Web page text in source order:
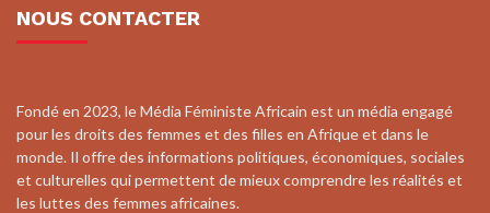
NOUS CONTACTER
Fondé en 2023, le Média Féministe Africain est un média engagé
pour les droits des femmes et des filles en Afrique et dans le
monde. Il offre des informations politiques, économiques, sociales
et culturelles qui permettent de mieux comprendre les réalités et
les luttes des femmes africaines.